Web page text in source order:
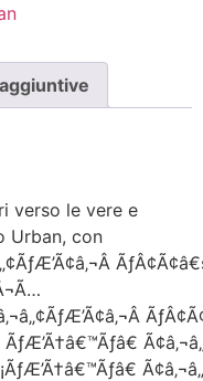
verso le vere e
Urban, con
ÃƒÆ’Ã†â€™Ãƒâ€